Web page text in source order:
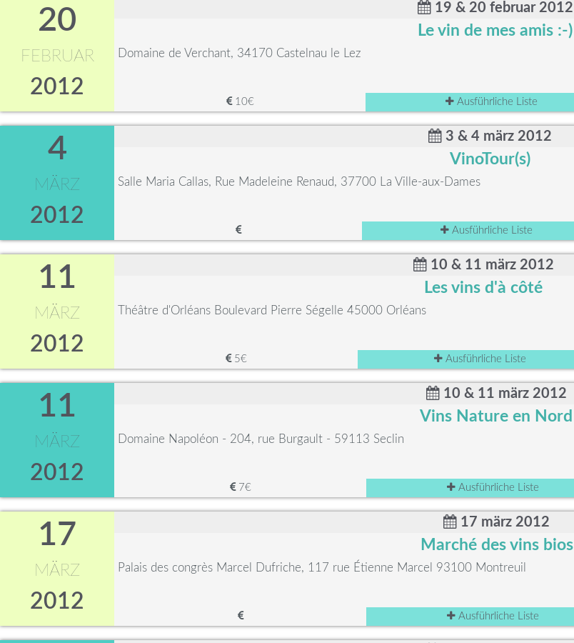
20
FEBRUAR
2012
19 & 20 februar 2012
Le vin de mes amis :-)
Domaine de Verchant, 34170 Castelnau le Lez
10€ Ausführliche Liste
4
MÄRZ
2012
3 & 4 märz 2012
VinoTour(s)
Salle Maria Callas, Rue Madeleine Renaud, 37700 La Ville-aux-Dames
Ausführliche Liste
11
MÄRZ
2012
10 & 11 märz 2012
Les vins d'à côté
Théâtre d'Orléans Boulevard Pierre Ségelle 45000 Orléans
5€ Ausführliche Liste
11
MÄRZ
2012
10 & 11 märz 2012
Vins Nature en Nord
Domaine Napoléon - 204, rue Burgault - 59113 Seclin
7€ Ausführliche Liste
17
MÄRZ
2012
17 märz 2012
Marché des vins bios
Palais des congrès Marcel Dufriche, 117 rue Étienne Marcel 93100 Montreuil
Ausführliche Liste